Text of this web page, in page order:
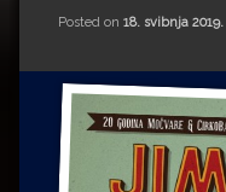
Matea Andrić
Ljiljana Lekanić-Kljaić
Posted on 18. svibnja 2019.